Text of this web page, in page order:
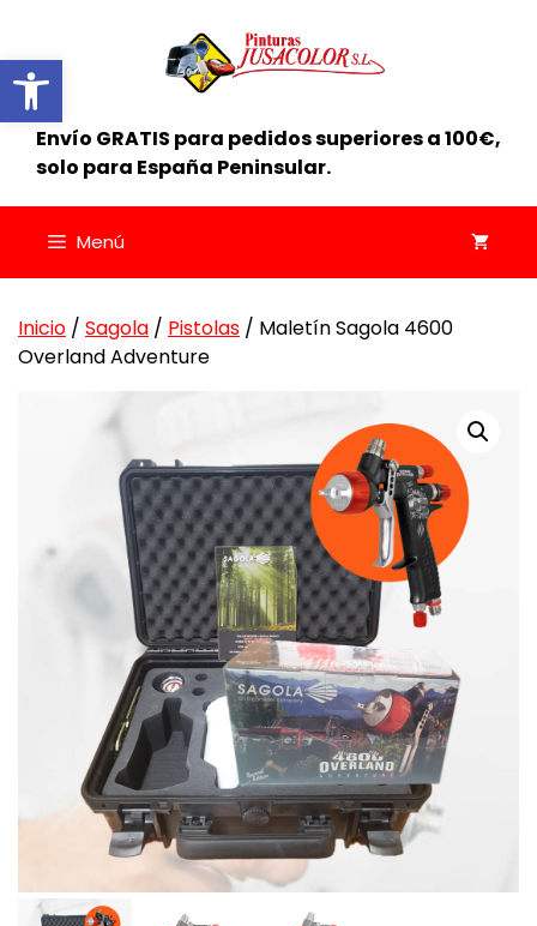
Abrir barra de herramientas
contenido
Envío GRATIS para pedidos superiores a 100€,
solo para España Peninsular.
Menú
Inicio / Sagola / Pistolas / Maletín Sagola 4600
Overland Adventure